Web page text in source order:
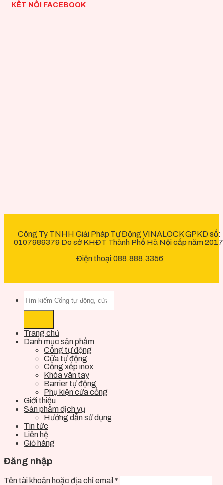
KẾT NỐI FACEBOOK
Công Ty TNHH Giải Pháp Tự Động VINALOCK GPKD số:
0107989379 Do sở KHĐT Thành Phố Hà Nội cấp năm
Điện thoại:088.888.3356
Trang chủ
Danh mục sản phẩm
Cổng tự động
Cửa tự động
Cổng xếp inox
Khóa vân tay
Barrier tự động
Phụ kiện cửa cổng
Giới thiệu
Sản phẩm dịch vụ
Hướng dẫn sử dụng
Tin tức
Liên hệ
Giỏ hàng
Đăng nhập
Tên tài khoản hoặc địa chỉ email *